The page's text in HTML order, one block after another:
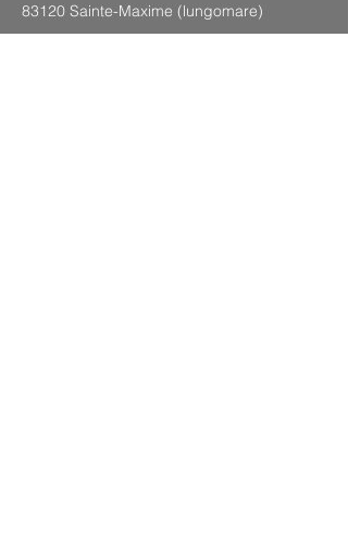
83120 Sainte-Maxime (lungomare)